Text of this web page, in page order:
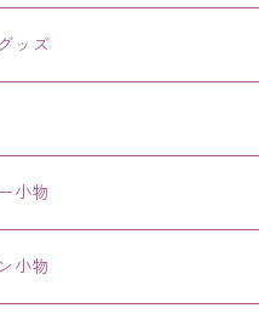
、バングル、ブレス、腕輪
チョーカー
ッズ
小物
ンビニ
小物